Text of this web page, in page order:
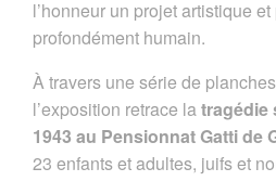
l’honneur un projet artistique
profondément humain.
À travers une série de
l’exposition retrace latragédie
1943 au Pensionnat Gatti de
23 enfants et adultes, juifs et